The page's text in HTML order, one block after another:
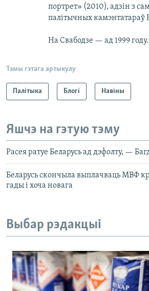
портрет» (2010), адзін з
палітычных камэнтатараў
На Свабодзе — ад 1999 году.
Тэмы гэтага артыкулу
Палітыка Блогі Навіны
Яшчэ на гэтую тэму
Расея ратуе Беларусь ад дэфолту, —
Беларусь скончыла выплачваць МВФ
гады і хоча новага
Выбар рэдакцыі